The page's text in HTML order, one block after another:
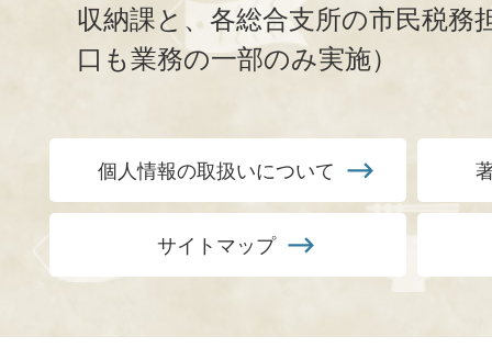
収納課と、 各総合支所の市民税務
口も業務の一部のみ実施）
個人情報の取扱いについて
サイトマップ